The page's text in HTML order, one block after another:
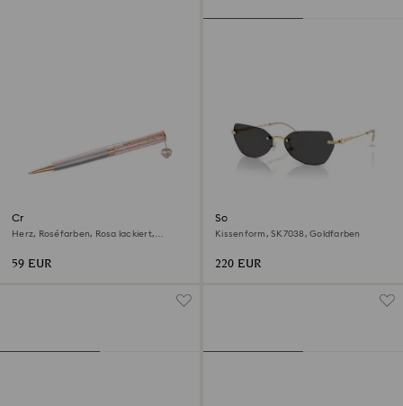
Crystalline Kugelschreiber
Herz, Roséfarben, Rosa lackiert,
59 EUR
Sonnenbrille
Kissenform, SK7038, Goldfarben
220 EUR